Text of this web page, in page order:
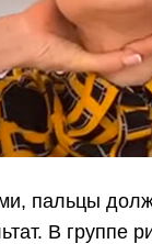
пальцы
В группе